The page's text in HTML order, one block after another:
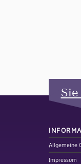
Allgemeine
Impressum